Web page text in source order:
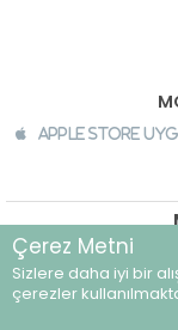
Apple Store
©
Çerez Metni
Sizlere daha iyi bir
çerezler